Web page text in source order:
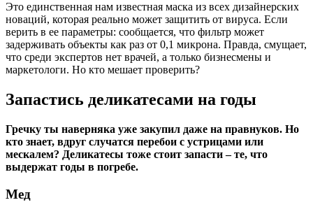
Это единственная нам известная маска из всех дизайнерских
новаций, которая реально может защитить от вируса. Если
верить в ее параметры: сообщается, что фильтр может
задерживать объекты как раз от 0,1 микрона. Правда, смущает,
что среди экспертов нет врачей, а только бизнесмены и
маркетологи. Но кто мешает проверить?
Запастись деликатесами на годы
Гречку ты наверняка уже закупил даже на правнуков. Но
кто знает, вдруг случатся перебои с устрицами или
мескалем? Деликатесы тоже стоит запасти – те, что
выдержат годы в погребе.
Мед